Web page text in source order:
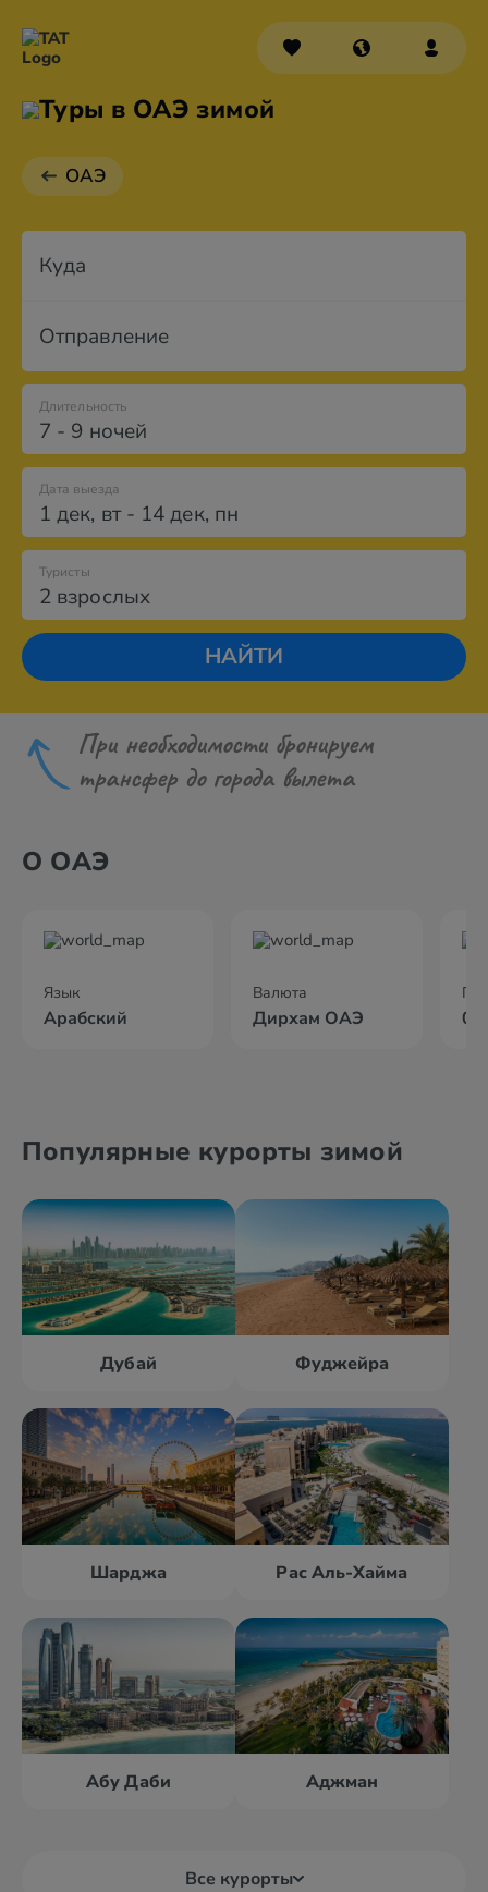
Туры в ОАЭ зимой
ОАЭ
Куда
Отправление
7 - 9 ночей
Длительность
Дата выезда
1 дек, вт- 14 дек, пн
2 взрослых
Туристы
НАЙТИ
При необходимости бронируем
трансфер до города вылета
О ОАЭ
Язык
Арабский
Валюта
Дирхам ОАЭ
Популярные курорты зимой
Дубай Фуджейра
Шарджа Рас Аль-Хайма
Абу Даби Аджман
Все курорты